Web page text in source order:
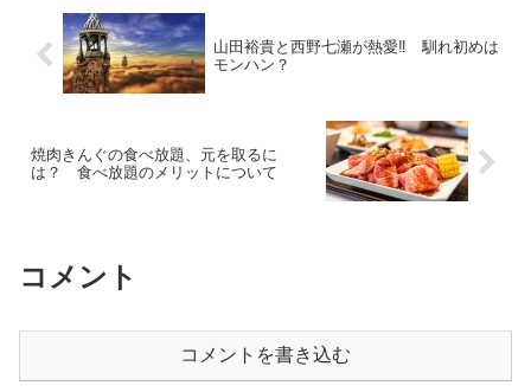
山田裕貴と西野七瀬が熱愛‼ 馴れ初めは
モンハン？
焼肉きんぐの食べ放題、元を取るに
は？ 食べ放題のメリットについて
コメント
コメントを書き込む